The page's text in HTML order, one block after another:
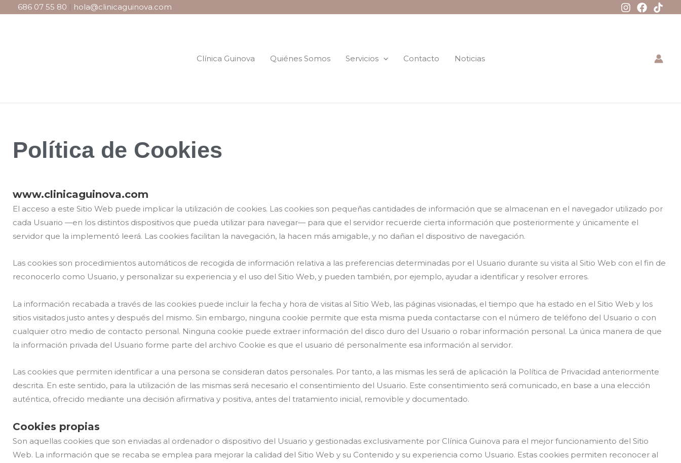
686 07 55 80 | hola@clinicaguinova.com
Clínica Guinova Quiénes Somos Servicios Contacto Noticias
Política de Cookies
www.clinicaguinova.com
El acceso a este Sitio Web puede implicar la utilización de cookies. Las cookies son pequeñas cantidades de información que se almacenan en el navegador utilizado por
cada Usuario —en los distintos dispositivos que pueda utilizar para navegar— para que el servidor recuerde cierta información que posteriormente y únicamente el
servidor que la implementó leerá. Las cookies facilitan la navegación, la hacen más amigable, y no dañan el dispositivo de navegación.
Las cookies son procedimientos automáticos de recogida de información relativa a las preferencias determinadas por el Usuario durante su visita al Sitio Web con el fin de
reconocerlo como Usuario, y personalizar su experiencia y el uso del Sitio Web, y pueden también, por ejemplo, ayudar a identificar y resolver errores.
La información recabada a través de las cookies puede incluir la fecha y hora de visitas al Sitio Web, las páginas visionadas, el tiempo que ha estado en el Sitio Web y los
sitios visitados justo antes y después del mismo. Sin embargo, ninguna cookie permite que esta misma pueda contactarse con el número de teléfono del Usuario o con
cualquier otro medio de contacto personal. Ninguna cookie puede extraer información del disco duro del Usuario o robar información personal. La única manera de que
la información privada del Usuario forme parte del archivo Cookie es que el usuario dé personalmente esa información al servidor.
Las cookies que permiten identificar a una persona se consideran datos personales. Por tanto, a las mismas les será de aplicación la Política de Privacidad anteriormente
descrita. En este sentido, para la utilización de las mismas será necesario el consentimiento del Usuario. Este consentimiento será comunicado, en base a una elección
auténtica, ofrecido mediante una decisión afirmativa y positiva, antes del tratamiento inicial, removible y documentado.
Cookies propias
Son aquellas cookies que son enviadas al ordenador o dispositivo del Usuario y gestionadas exclusivamente por Clínica Guinova para el mejor funcionamiento del Sitio
Web. La información que se recaba se emplea para mejorar la calidad del Sitio Web y su Contenido y su experiencia como Usuario. Estas cookies permiten reconocer al